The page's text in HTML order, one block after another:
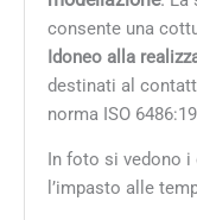
consente una
Idoneo alla
destinati al
norma ISO
In foto si vedono
l’impasto alle